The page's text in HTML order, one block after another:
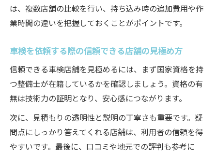
は、複数店舗の比較を行い、持ち込み時の追加費用や作
業時間の違いを把握しておくことがポイントです。
車検を依頼する際の信頼できる店舗の見極め方
信頼できる車検店舗を見極めるには、まず国家資格を持
つ整備士が在籍しているかを確認しましょう。資格の有
無は技術力の証明となり、安心感につながります。
次に、見積もりの透明性と説明の丁寧さも重要です。疑
問点にしっかり答えてくれる店舗は、利用者の信頼を得
やすいです。最後に、口コミや地元での評判も参考に